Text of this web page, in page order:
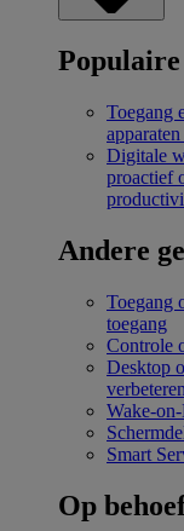
Populaire
Toegang
Digitale
proactief
Andere
Toegang
toegang
Controle
Desktop
verbeteren
Wake-
Smart
Op